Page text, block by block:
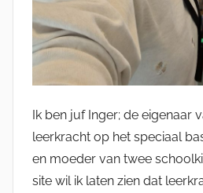
Ik ben juf Inger; de eigenaar
leerkracht op het speciaal
en moeder van twee
site wil ik laten zien dat